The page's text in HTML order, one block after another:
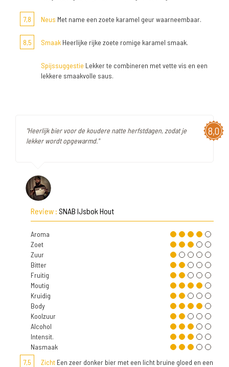
7,8 Neus Met name een zoete karamel geur waarneembaar.
8,5 Smaak Heerlijke rijke zoete romige karamel smaak.
Spijssuggestie Lekker te combineren met vette vis en een
lekkere smaakvolle saus.
8,0
"Heerlijk bier voor de koudere natte herfstdagen, zodat je
lekker wordt opgewarmd."
Review : SNAB IJsbok Hout
Aroma
Zoet
Zuur
Bitter
Fruitig
Moutig
Kruidig
Body
Koolzuur
Alcohol
Intensit.
Nasmaak
7,5
Zicht Een zeer donker bier met een licht bruine gloed en een